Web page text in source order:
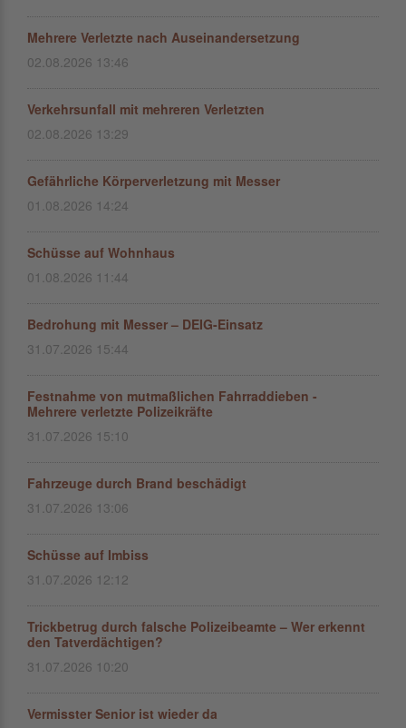
Mehrere Verletzte nach Auseinandersetzung
02.08.2026 13:46
Verkehrsunfall mit mehreren Verletzten
02.08.2026 13:29
Gefährliche Körperverletzung mit Messer
01.08.2026 14:24
Schüsse auf Wohnhaus
01.08.2026 11:44
Bedrohung mit Messer – DEIG-Einsatz
31.07.2026 15:44
Festnahme von mutmaßlichen Fahrraddieben -
Mehrere verletzte Polizeikräfte
31.07.2026 15:10
Fahrzeuge durch Brand beschädigt
31.07.2026 13:06
Schüsse auf Imbiss
31.07.2026 12:12
Trickbetrug durch falsche Polizeibeamte – Wer erkennt
den Tatverdächtigen?
31.07.2026 10:20
Vermisster Senior ist wieder da